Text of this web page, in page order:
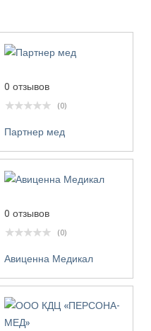
0 отзывов
(0)
Партнер мед
0 отзывов
(0)
Авиценна Медикал